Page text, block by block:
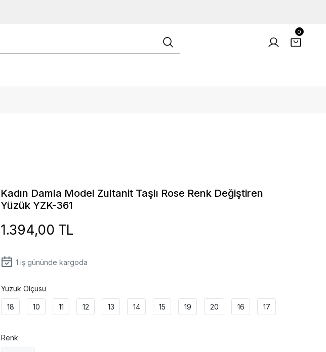
0
Kadın Damla Model Zultanit Taşlı Rose Renk Değiştiren
Yüzük YZK-361
1.394,00 TL
1 iş gününde kargoda
Yüzük Ölçüsü
18 10 11 12 13 14 15 19 20 16 17
Renk